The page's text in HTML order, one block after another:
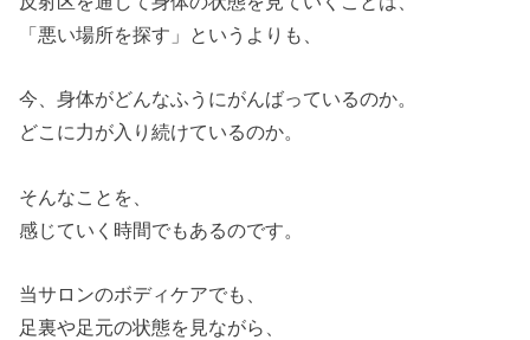
「悪い場所を探す」というよりも、
今、身体がどんなふうにがんばっているのか。
どこに力が入り続けているのか。
そんなことを、
感じていく時間でもあるのです。
当サロンのボディケアでも、
足裏や足元の状態を見ながら、